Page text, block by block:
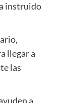
instruido
llegar a
las
a